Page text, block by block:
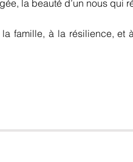
la beauté d’un nous qui
famille, à la résilience, et